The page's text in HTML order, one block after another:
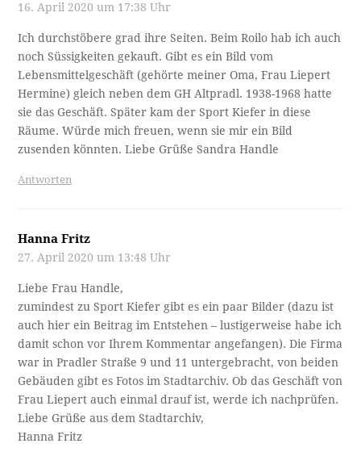
16. April 2020 um 17:38 Uhr
Ich durchstöbere grad ihre Seiten. Beim Roilo hab ich auch
noch Süssigkeiten gekauft. Gibt es ein Bild vom
Lebensmittelgeschäft (gehörte meiner Oma, Frau Liepert
Hermine) gleich neben dem GH Altpradl. 1938-1968 hatte
sie das Geschäft. Später kam der Sport Kiefer in diese
Räume. Würde mich freuen, wenn sie mir ein Bild
zusenden könnten. Liebe Grüße Sandra Handle
Antworten
Hanna Fritz
27. April 2020 um 13:48 Uhr
Liebe Frau Handle,
zumindest zu Sport Kiefer gibt es ein paar Bilder (dazu ist
auch hier ein Beitrag im Entstehen – lustigerweise habe ich
damit schon vor Ihrem Kommentar angefangen). Die Firma
war in Pradler Straße 9 und 11 untergebracht, von beiden
Gebäuden gibt es Fotos im Stadtarchiv. Ob das Geschäft von
Frau Liepert auch einmal drauf ist, werde ich nachprüfen.
Liebe Grüße aus dem Stadtarchiv,
Hanna Fritz